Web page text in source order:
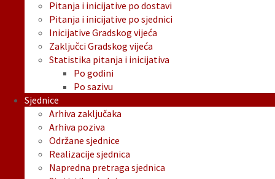
Pitanja i inicijative po dostavi
Pitanja i inicijative po sjednici
Inicijative Gradskog vijeća
Zaključci Gradskog vijeća
Statistika pitanja i inicijativa
Po godini
Po sazivu
Sjednice
Arhiva zaključaka
Arhiva poziva
Održane sjednice
Realizacije sjednica
Napredna pretraga sjednica